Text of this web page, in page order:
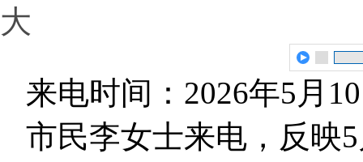
大
来电时间：2026年5月
市民李女士来电，反映